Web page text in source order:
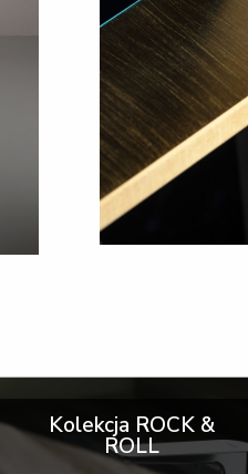
Kolekcja ROCK &
ROLL